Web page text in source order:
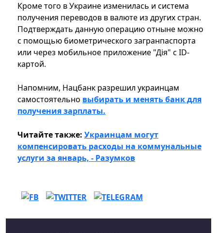
Кроме того в Украине изменилась и система
получения переводов в валюте из других стран.
Подтверждать данную операцию отныне можно
с помощью биометрического загранпаспорта
или через мобильное приложение "Дія" с ID-
картой.
Напомним, Нацбанк разрешил украинцам
самостоятельно выбирать и менять банк для
получения зарплаты.
Читайте также: Украинцам могут
компенсировать расходы на коммунальные
услуги за январь, - Разумков